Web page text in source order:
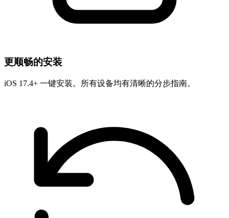
更顺畅的安装
iOS 17.4+ 一键安装。所有设备均有清晰的分步指南。